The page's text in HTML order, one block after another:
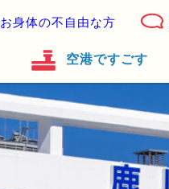
お身体の不自由な方
空港ですごす